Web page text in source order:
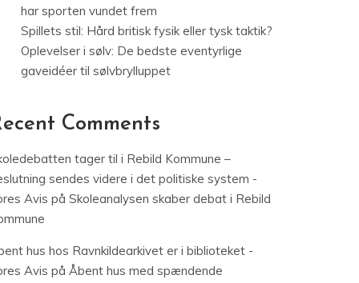
har sporten vundet frem
Spillets stil: Hård britisk fysik eller tysk taktik?
Oplevelser i sølv: De bedste eventyrlige
gaveidéer til sølvbrylluppet
Comments
tager til i Rebild Kommune –
sendes videre i det politiske system -
Avis på Skoleanalysen skaber debat i Rebild
hus hos Ravnkildearkivet er i biblioteket -
Avis på Åbent hus med spændende